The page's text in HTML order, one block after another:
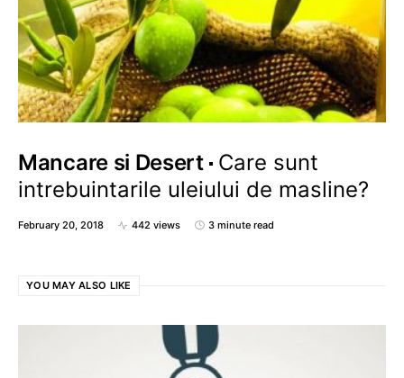
Mancare si Desert Care sunt
intrebuintarile uleiului de masline?
February 20, 2018 442 views 3 minute read
YOU MAY ALSO LIKE